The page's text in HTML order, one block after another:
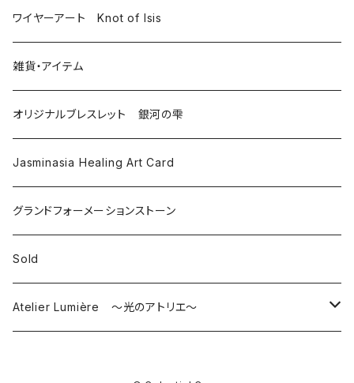
その他クォーツ
ワイヤーアート Knot of Isis
雑貨・アイテム
オリジナルブレスレット 銀河の雫
Jasminasia Healing Art Card
グランドフォーメーションストーン
Sold
Atelier Lumière ～光のアトリエ～